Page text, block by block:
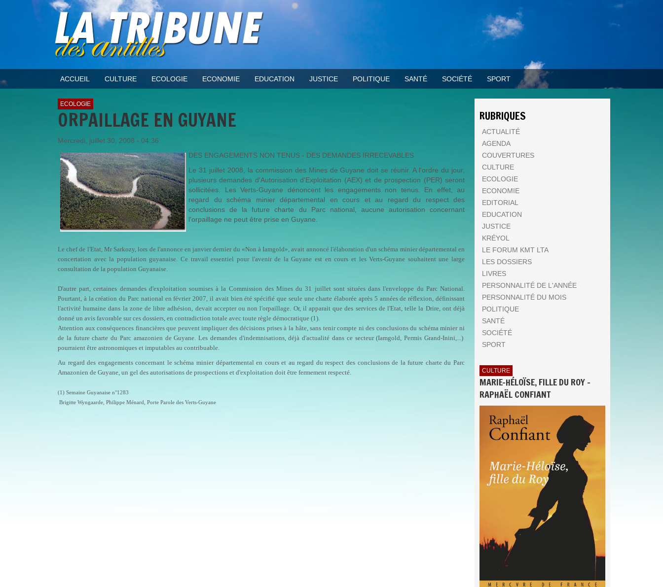
ACCUEIL CULTURE ECOLOGIE ECONOMIE EDUCATION JUSTICE POLITIQUE SANTÉ SOCIÉTÉ SPORT
ECOLOGIE
ORPAILLAGE EN GUYANE
Mercredi, juillet 30, 2008 - 04:36
DES ENGAGEMENTS NON TENUS - DES DEMANDES IRRECEVABLES
Le 31 juillet 2008, la commission des Mines de Guyane doit se réunir. A l'ordre du jour,
plusieurs demandes d'Autorisation d'Exploitation (AEX) et de prospection (PER) seront
sollicitées. Les Verts-Guyane dénoncent les engagements non tenus. En effet, au
regard du schéma minier départemental en cours et au regard du respect des
conclusions de la future charte du Parc national, aucune autorisation concernant
l'orpaillage ne peut être prise en Guyane.
Le chef de l'Etat, Mr Sarkozy, lors de l'annonce en janvier dernier du «Non à Iamgold», avait annoncé l'élaboration d'un schéma minier départemental en
concertation avec la population guyanaise. Ce travail essentiel pour l'avenir de la Guyane est en cours et les Verts-Guyane souhaitent une large
consultation de la population Guyanaise.
D'autre part, certaines demandes d'exploitation soumises à la Commission des Mines du 31 juillet sont situées dans l'enveloppe du Parc National.
Pourtant, à la création du Parc national en février 2007, il avait bien été spécifié que seule une charte élaborée après 5 années de réflexion, définissant
l'activité humaine dans la zone de libre adhésion, devait accepter ou non l'orpaillage. Or, il apparait que des services de l'Etat, telle la Drire, ont déjà
donné un avis favorable sur ces dossiers, en contradiction totale avec toute règle démocratique (1).
Attention aux conséquences financières que peuvent impliquer des décisions prises à la hâte, sans tenir compte ni des conclusions du schéma minier ni
de la future charte du Parc amazonien de Guyane. Les demandes d'indemnisations, déjà d'actualité dans ce secteur (Iamgold, Permis Grand-Inini,...)
pourraient être astronomiques et imputables au contribuable.
Au regard des engagements concernant le schéma minier départemental en cours et au regard du respect des conclusions de la future charte du Parc
Amazonien de Guyane, un gel des autorisations de prospections et d'exploitation doit être fermement respecté.
(1) Semaine Guyanaise n°1283
Brigitte Wyngaarde, Philippe Ménard, Porte Parole des Verts-Guyane
RUBRIQUES
ACTUALITÉ
AGENDA
COUVERTURES
CULTURE
ECOLOGIE
ECONOMIE
EDITORIAL
EDUCATION
JUSTICE
KRÉYOL
LE FORUM KMT LTA
LES DOSSIERS
LIVRES
PERSONNALITÉ DE L'ANNÉE
PERSONNALITÉ DU MOIS
POLITIQUE
SANTÉ
SOCIÉTÉ
SPORT
CULTURE
MARIE-HÉLOÏSE, FILLE DU ROY -
RAPHAËL CONFIANT